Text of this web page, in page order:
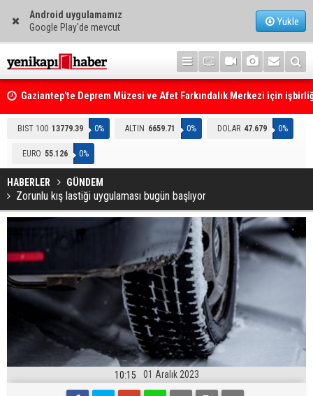
Android uygulamamız
Google Play'de mevcut
Yükle
Gaziantep'te Deprem Müzesi ve Afet Farkındalık Merkezi için
protokolü imzalandı
BIST 100 13779.39 0% ALTIN 6659.71 0% DOLAR 47.679 0%
EURO 55.126 0%
HABERLER GÜNDEM
Zorunlu kış lastiği uygulaması bugün başlıyor
10:15 01 Aralık 2023